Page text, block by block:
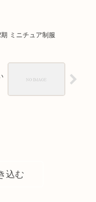
ミニチュア制服
込む